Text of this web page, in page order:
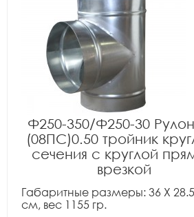
Ф250-350/Ф250-30
(08ПС)0.50 тройник
сечения с круглой
врезкой
Габаритные размеры: 36 X
см, вес 1155 гр.